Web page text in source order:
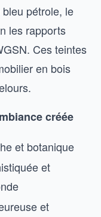
pétrole, le
les rapports
Ces teintes
en bois
créée
et botanique
et
et